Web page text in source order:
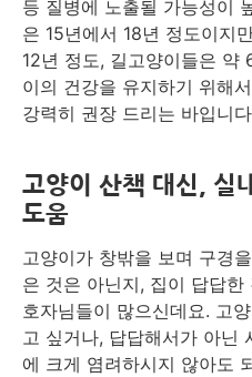
등 질병에 노출될 가능성이
은 15년에서 18년 정도이지
12년 정도, 길고양이들은 약
이의 건강을 유지하기 위해
강력히 권장 드리는 바입니
고양이 산책 대신, 실
도움
고양이가 창밖을 보며 구경
은 것은 아닌지, 집이 답답
호자님들이 많으신데요. 고
고 싶거나, 답답해서가 아닌
에 크게 염려하시지 않아도